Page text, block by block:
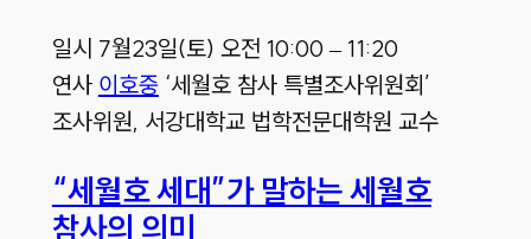
일시 7월23일(토) 오전 10:00 – 11:20
연사 이호중‘세월호 참사 특별조사위원회’
조사위원, 서강대학교 법학전문대학원 교수
“세월호 세대”가 말하는 세월호
참사의 의미